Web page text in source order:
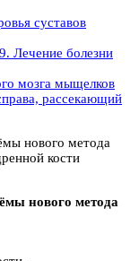
суставов
Лечение болезни
мозга мыщелков
рассекающий
нового метода